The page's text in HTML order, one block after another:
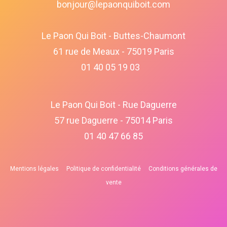
bonjour@lepaonquiboit.com
Le Paon Qui Boit - Buttes-Chaumont
61 rue de Meaux - 75019 Paris
01 40 05 19 03
Le Paon Qui Boit - Rue Daguerre
57 rue Daguerre - 75014 Paris
01 40 47 66 85
Mentions légales Politique de confidentialité
Conditions générales de
vente